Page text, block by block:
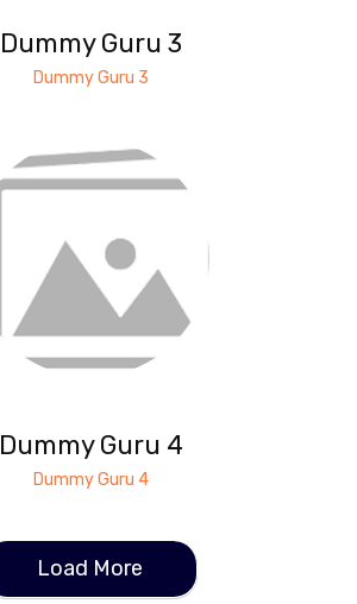
Dummy Guru 3
Dummy Guru 3
Dummy Guru 4
Dummy Guru 4
Load More